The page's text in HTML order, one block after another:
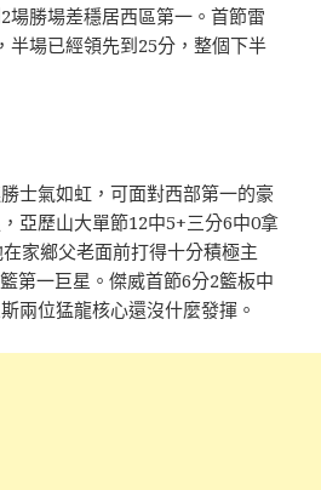
場勝場差穩居西區第一。首節雷
半場已經領先到25分，整個下半
士氣如虹，可面對西部第一的豪
亞歷山大單節12中5+三分6中0拿
家鄉父老面前打得十分積極主
第一巨星。傑威首節6分2籃板中
兩位猛龍核心還沒什麼發揮。